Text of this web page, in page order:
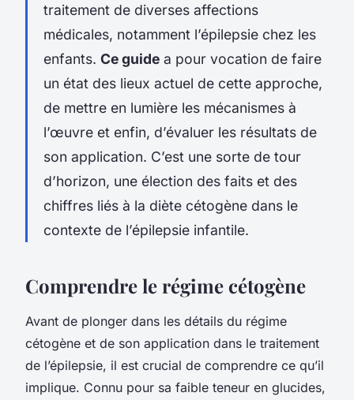
traitement de diverses affections
médicales, notamment l’épilepsie chez les
enfants. Ce guide a pour vocation de faire
un état des lieux actuel de cette approche,
de mettre en lumière les mécanismes à
l’œuvre et enfin, d’évaluer les résultats de
son application. C’est une sorte de tour
d’horizon, une élection des faits et des
chiffres liés à la diète cétogène dans le
contexte de l’épilepsie infantile.
Comprendre le régime cétogène
Avant de plonger dans les détails du régime
cétogène et de son application dans le traitement
de l’épilepsie, il est crucial de comprendre ce qu’il
implique. Connu pour sa faible teneur en glucides,